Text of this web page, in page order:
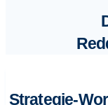
Strategie-